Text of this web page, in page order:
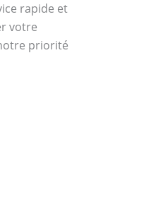
rapide et
votre
priorité